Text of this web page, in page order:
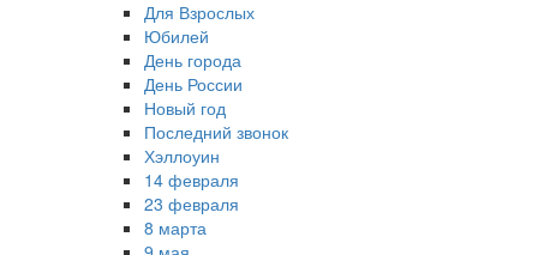
Для Взрослых
Юбилей
День города
День России
Новый год
Последний звонок
Хэллоуин
14 февраля
23 февраля
8 марта